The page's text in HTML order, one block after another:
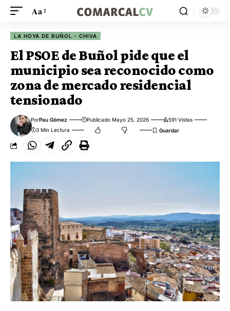
Aa
LA HOYA DE BUÑOL - CHIVA
El PSOE de Buñol pide que el
municipio sea reconocido como
zona de mercado residencial
tensionado
PorPau Gómez Publicado Mayo 25, 2026
591 Vistas
3 Min Lectura